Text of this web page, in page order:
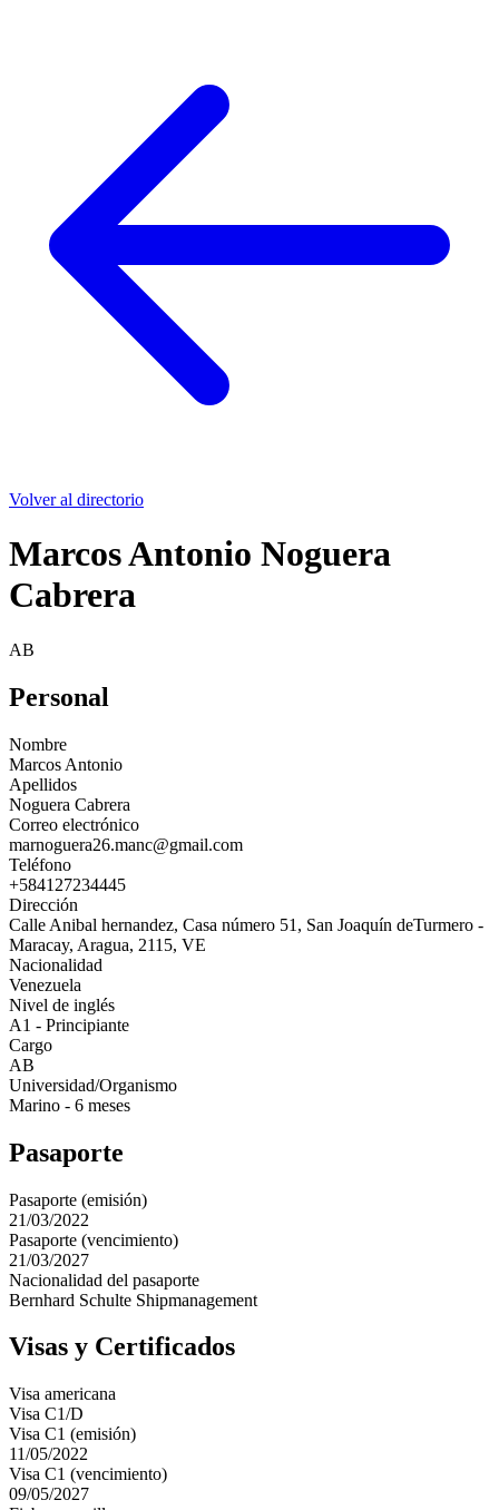
Volver al directorio
Marcos Antonio Noguera
Cabrera
AB
Personal
Nombre
Marcos Antonio
Apellidos
Noguera Cabrera
Correo electrónico
marnoguera26.manc@gmail.com
Teléfono
+584127234445
Dirección
Calle Anibal hernandez, Casa número 51, San Joaquín deTurmero -
Maracay, Aragua, 2115, VE
Nacionalidad
Venezuela
Nivel de inglés
A1 - Principiante
Cargo
AB
Universidad/Organismo
Marino - 6 meses
Pasaporte
Pasaporte (emisión)
21/03/2022
Pasaporte (vencimiento)
21/03/2027
Nacionalidad del pasaporte
Bernhard Schulte Shipmanagement
Visas y Certificados
Visa americana
Visa C1/D
Visa C1 (emisión)
11/05/2022
Visa C1 (vencimiento)
09/05/2027